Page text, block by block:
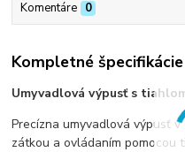
Komentáre 0
Kompletné špecifikácie
Umyvadlová výpusť s
Precízna umyvadlová výpusť
zátkou a ovládaním pomocou